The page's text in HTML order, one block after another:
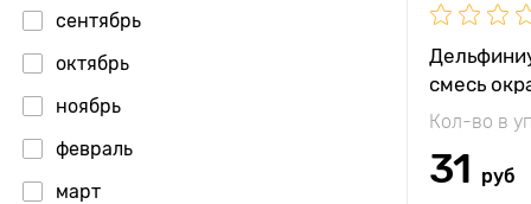
сентябрь
октябрь
ноябрь
февраль
март
смесь
Кол-во в
31 руб